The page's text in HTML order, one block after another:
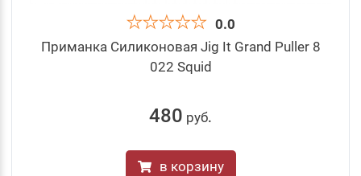
0.0
Приманка Силиконовая Jig It Grand Puller 8
022 Squid
480 руб.
в корзину